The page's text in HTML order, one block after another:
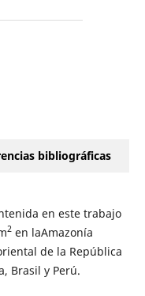
bibliográficas
en este trabajo
2en laAmazonía
de la República
Brasil y Perú.